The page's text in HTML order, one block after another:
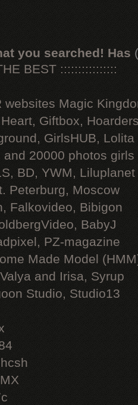
you searched! Has
BEST ::::::::::::::::
websites Magic
Giftbox,
GirlsHUB, Lolita
20000 photos
BD, YWM, Liluplanet
Peterburg, Moscow
Falkovideo, Bibigon
BabyJ
PZ-magazine
Made Model
and Irisa, Syrup
Studio, Studio13